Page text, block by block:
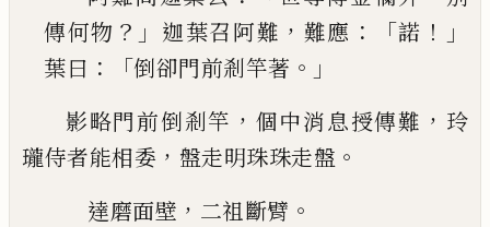
傳何物 ？」 迦葉召阿難 ， 難應 ：「諾 ！」
葉曰 ：「倒卻門前剎竿著 。」
影略門前倒剎竿 ， 個中消息授傳難 ， 玲
瓏侍者能相委 ， 盤走明珠珠走盤 。
達磨面壁 ， 二祖斷臂 。